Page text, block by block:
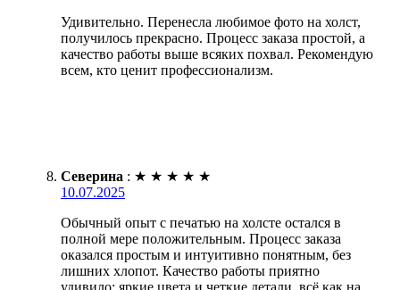
Удивительно. Перенесла любимое фото на холст,
получилось прекрасно. Процесс заказа простой, а
качество работы выше всяких похвал. Рекомендую
всем, кто ценит профессионализм.
Северина : ★ ★ ★ ★ ★
10.07.2025
Обычный опыт с печатью на холсте остался в
полной мере положительным. Процесс заказа
оказался простым и интуитивно понятным, без
лишних хлопот. Качество работы приятно
удивило: яркие цвета и четкие детали, всё как на